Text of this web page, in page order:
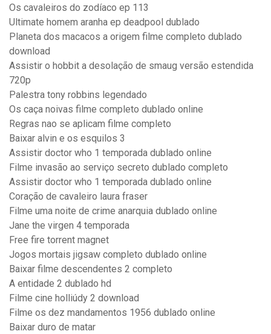
Os cavaleiros do zodíaco ep 113
Ultimate homem aranha ep deadpool dublado
Planeta dos macacos a origem filme completo dublado
download
Assistir o hobbit a desolação de smaug versão estendida
720p
Palestra tony robbins legendado
Os caça noivas filme completo dublado online
Regras nao se aplicam filme completo
Baixar alvin e os esquilos 3
Assistir doctor who 1 temporada dublado online
Filme invasão ao serviço secreto dublado completo
Assistir doctor who 1 temporada dublado online
Coração de cavaleiro laura fraser
Filme uma noite de crime anarquia dublado online
Jane the virgen 4 temporada
Free fire torrent magnet
Jogos mortais jigsaw completo dublado online
Baixar filme descendentes 2 completo
A entidade 2 dublado hd
Filme cine holliúdy 2 download
Filme os dez mandamentos 1956 dublado online
Baixar duro de matar